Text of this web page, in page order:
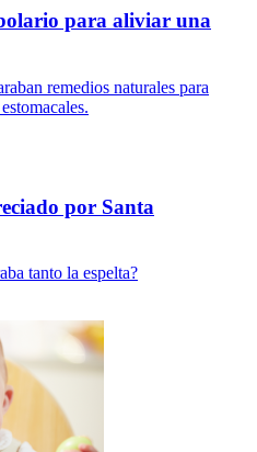
para aliviar una
remedios naturales para
por Santa
tanto la espelta?